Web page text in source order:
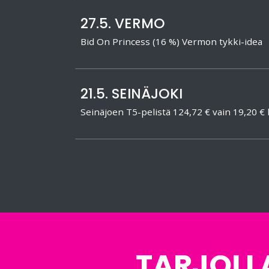
27.5. VERMO
Bid On Princess (16 %) Vermon tykki-idea
21.5. SEINÄJOKI
Seinäjoen T5-pelistä 124,72 € vain 19,20 €